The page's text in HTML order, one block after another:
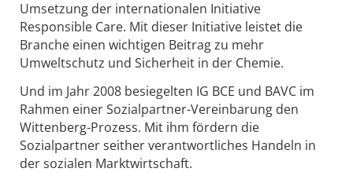
Umsetzung der internationalen Initiative
Responsible Care. Mit dieser Initiative leistet die
Branche einen wichtigen Beitrag zu mehr
Umweltschutz und Sicherheit in der Chemie.
Und im Jahr 2008 besiegelten IG BCE und BAVC im
Rahmen einer Sozialpartner-Vereinbarung den
Wittenberg-Prozess. Mit ihm fördern die
Sozialpartner seither verantwortliches Handeln in
der sozialen Marktwirtschaft.